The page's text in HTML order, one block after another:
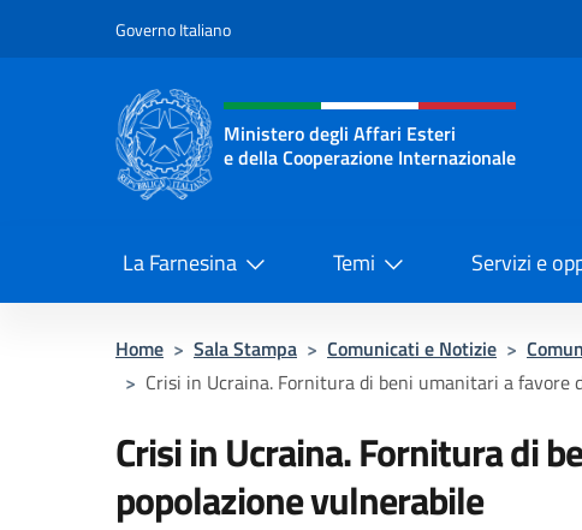
Governo Italiano
Intestazione sito, social e
Ministero degli Affari Esteri
e della Cooperazione Internazionale
La Farnesina Temi Servizi e
Home > Sala Stampa > Comunicati e Notizie >
> Crisi in Ucraina. Fornitura di beni umanitari a favore
Crisi in Ucraina. Fornitura di
popolazione vulnerabile